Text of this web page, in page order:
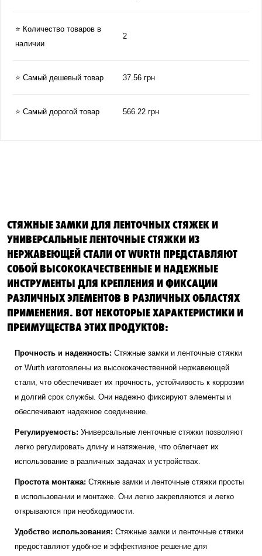
⭐ Количество товаров в
наличии
2
⭐ Самый дешевый товар 37.56 грн
⭐ Самый дорогой товар 566.22 грн
СТЯЖНЫЕ ЗАМКИ ДЛЯ ЛЕНТОЧНЫХ СТЯЖЕК И
УНИВЕРСАЛЬНЫЕ ЛЕНТОЧНЫЕ СТЯЖКИ ИЗ
НЕРЖАВЕЮЩЕЙ СТАЛИ ОТ WURTH ПРЕДСТАВЛЯЮТ
СОБОЙ ВЫСОКОКАЧЕСТВЕННЫЕ И НАДЕЖНЫЕ
ИНСТРУМЕНТЫ ДЛЯ КРЕПЛЕНИЯ И ФИКСАЦИИ
РАЗЛИЧНЫХ ЭЛЕМЕНТОВ В РАЗЛИЧНЫХ ОБЛАСТЯХ
ПРИМЕНЕНИЯ. ВОТ НЕКОТОРЫЕ ХАРАКТЕРИСТИКИ И
ПРЕИМУЩЕСТВА ЭТИХ ПРОДУКТОВ:
Прочность и надежность: Стяжные замки и ленточные стяжки
от Wurth изготовлены из высококачественной нержавеющей
стали, что обеспечивает их прочность, устойчивость к коррозии
и долгий срок службы. Они надежно фиксируют элементы и
обеспечивают надежное соединение.
Регулируемость: Универсальные ленточные стяжки позволяют
легко регулировать длину и натяжение, что облегчает их
использование в различных задачах и устройствах.
Простота монтажа: Стяжные замки и ленточные стяжки просты
в использовании и монтаже. Они легко закрепляются и легко
открываются при необходимости.
Удобство использования: Стяжные замки и ленточные стяжки
предоставляют удобное и эффективное решение для